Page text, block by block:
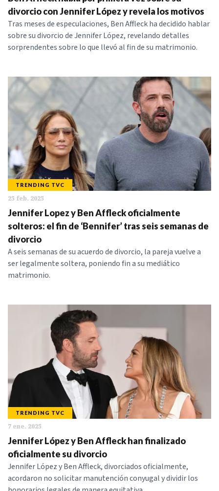
NOTICIAS
SERIES
divorcio con Jennifer López y revela los motivos
Tras meses de especulaciones, Ben Affleck ha decidido hablar
sobre su divorcio de Jennifer López, revelando detalles
sorprendentes sobre lo que llevó al fin de su matrimonio.
TRENDING TVC
25 feb. 2025
Jennifer Lopez y Ben Affleck oficialmente
solteros: el fin de ‘Bennifer’ tras seis semanas de
divorcio
A seis semanas de su acuerdo de divorcio, la pareja vuelve a
ser legalmente soltera, poniendo fin a su mediático
matrimonio.
TRENDING TVC
7 ene. 2025
Jennifer López y Ben Affleck han finalizado
oficialmente su divorcio
Jennifer López y Ben Affleck, divorciados oficialmente,
acordaron no solicitar manutención conyugal y dividir los